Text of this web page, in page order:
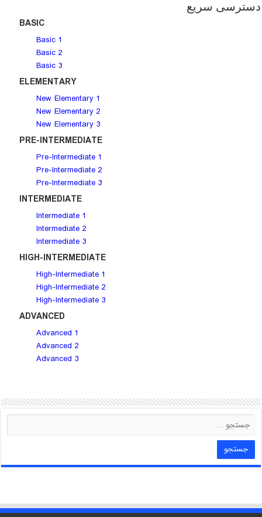
دسترسی سریع
BASIC
Basic 1
Basic 2
Basic 3
ELEMENTARY
New Elementary 1
New Elementary 2
New Elementary 3
PRE-INTERMEDIATE
Pre-Intermediate 1
Pre-Intermediate 2
Pre-Intermediate 3
INTERMEDIATE
Intermediate 1
Intermediate 2
Intermediate 3
HIGH-INTERMEDIATE
High-Intermediate 1
High-Intermediate 2
High-Intermediate 3
ADVANCED
Advanced 1
Advanced 2
Advanced 3